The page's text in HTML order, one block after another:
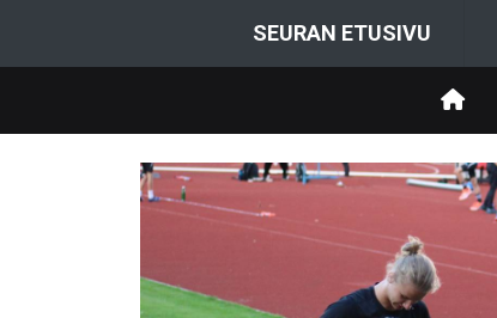
SEURAN ETUSIVU